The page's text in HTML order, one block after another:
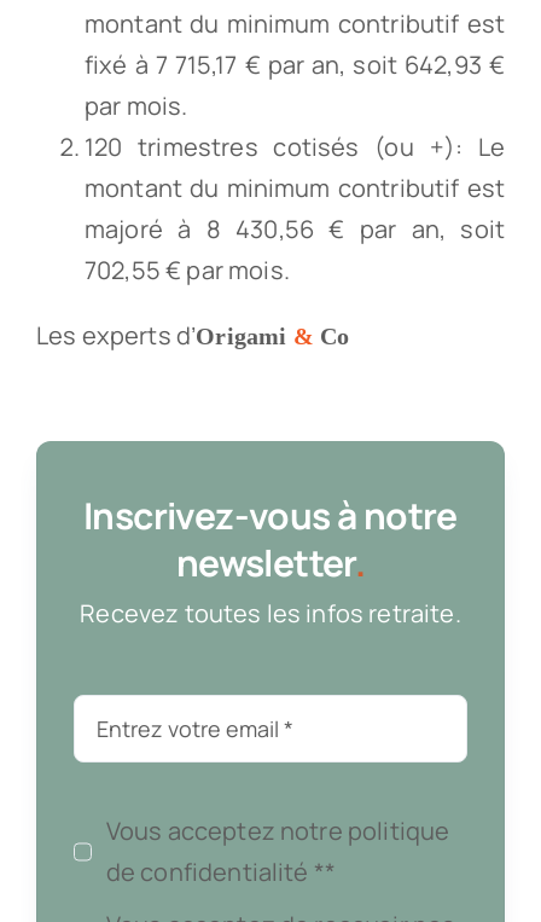
montant du minimum contributif est
fixé à 7 715,17 € par an, soit 642,93 €
par mois.
120 trimestres cotisés (ou +): Le
montant du minimum contributif est
majoré à 8 430,56 € par an, soit
702,55 € par mois.
Les experts d’Origami & Co
Inscrivez-vous à notre
newsletter.
Recevez toutes les infos retraite.
Vous acceptez notre politique
de confidentialité **